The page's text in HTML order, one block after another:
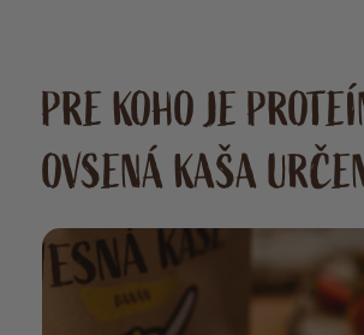
PRE KOHO JE
OVSENÁ KAŠA